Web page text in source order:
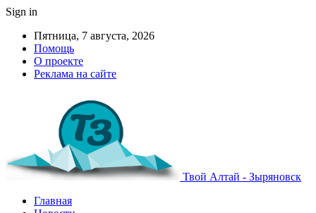
Sign in
Пятница, 7 августа, 2026
Помощь
О проекте
Реклама на сайте
Твой Алтай - Зыряновск
Главная